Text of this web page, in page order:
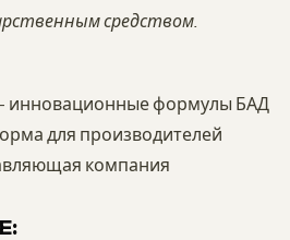
средством.
инновационные формулы БАД
для производителей
компания